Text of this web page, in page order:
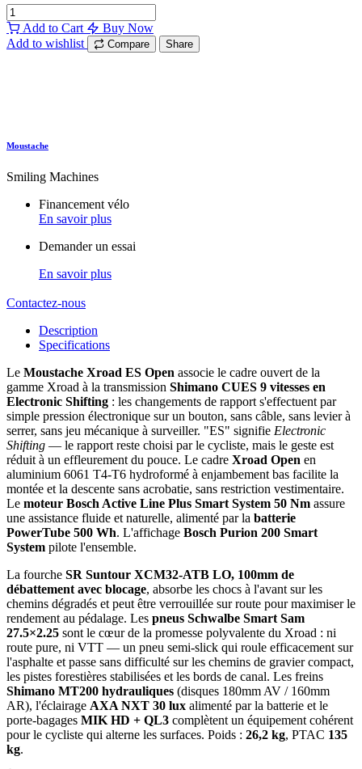
Add to Cart
Buy Now
Add to wishlist
Compare Share
Moustache
Smiling Machines
Financement vélo
En savoir plus
Demander un essai
En savoir plus
Contactez-nous
Description
Specifications
Le Moustache Xroad ES Open associe le cadre ouvert de la
gamme Xroad à la transmission Shimano CUES 9 vitesses en
Electronic Shifting : les changements de rapport s'effectuent par
simple pression électronique sur un bouton, sans câble, sans levier à
serrer, sans jeu mécanique à surveiller. "ES" signifie Electronic
Shifting — le rapport reste choisi par le cycliste, mais le geste est
réduit à un effleurement du pouce. Le cadre Xroad Open en
aluminium 6061 T4-T6 hydroformé à enjambement bas facilite la
montée et la descente sans acrobatie, sans restriction vestimentaire.
Le moteur Bosch Active Line Plus Smart System 50 Nm assure
une assistance fluide et naturelle, alimenté par la batterie
PowerTube 500 Wh. L'affichage Bosch Purion 200 Smart
System pilote l'ensemble.
La fourche SR Suntour XCM32-ATB LO, 100mm de
débattement avec blocage, absorbe les chocs à l'avant sur les
chemins dégradés et peut être verrouillée sur route pour maximiser le
rendement au pédalage. Les pneus Schwalbe Smart Sam
27.5×2.25 sont le cœur de la promesse polyvalente du Xroad : ni
route pure, ni VTT — un pneu semi-slick qui roule efficacement sur
l'asphalte et passe sans difficulté sur les chemins de gravier compact,
les pistes forestières stabilisées et les bords de canal. Les freins
Shimano MT200 hydrauliques (disques 180mm AV / 160mm
AR), l'éclairage AXA NXT 30 lux alimenté par la batterie et le
porte-bagages MIK HD + QL3 complètent un équipement cohérent
pour le cycliste qui alterne les surfaces. Poids : 26,2 kg, PTAC 135
kg.